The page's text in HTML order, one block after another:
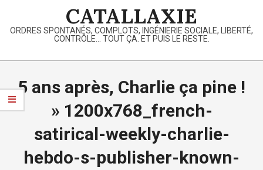
content
CATALLAXIE
ORDRES SPONTANÉS, COMPLOTS, INGÉNIERIE SOCIALE, LIBERTÉ,
CONTRÔLE… TOUT ÇA. ET PUIS LE RESTE.
Primary
Menu5 ans après, Charlie ça pine !
» 1200x768_french-
satirical-weekly-charlie-
hebdo-s-publisher-known-